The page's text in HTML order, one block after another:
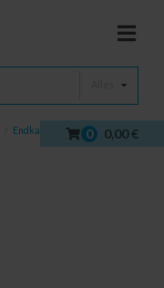
0 0,00 €
Endkappe